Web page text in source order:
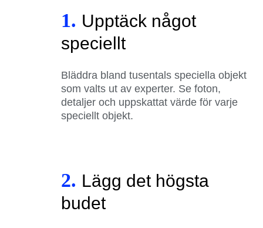
1. Upptäck något
speciellt
Bläddra bland tusentals speciella objekt
som valts ut av experter. Se foton,
detaljer och uppskattat värde för varje
speciellt objekt.
2. Lägg det högsta
budet